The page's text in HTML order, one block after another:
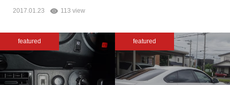
2017.01.23 113 view
featured featured